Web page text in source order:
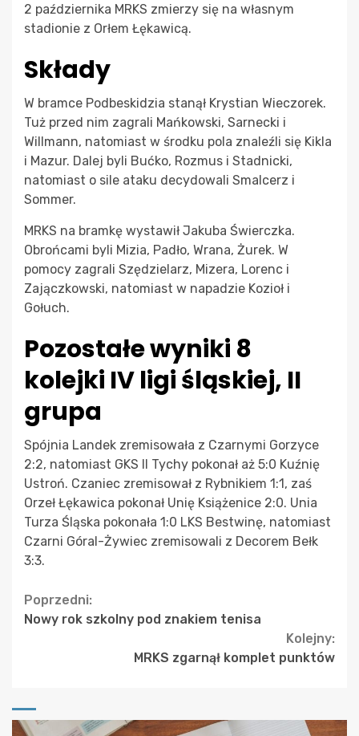
2 października MRKS zmierzy się na własnym
stadionie z Orłem Łękawicą.
Składy
W bramce Podbeskidzia stanął Krystian Wieczorek.
Tuż przed nim zagrali Mańkowski, Sarnecki i
Willmann, natomiast w środku pola znaleźli się Kikla
i Mazur. Dalej byli Bućko, Rozmus i Stadnicki,
natomiast o sile ataku decydowali Smalcerz i
Sommer.
MRKS na bramkę wystawił Jakuba Świerczka.
Obrońcami byli Mizia, Padło, Wrana, Żurek. W
pomocy zagrali Szędzielarz, Mizera, Lorenc i
Zajączkowski, natomiast w napadzie Kozioł i
Gołuch.
Pozostałe wyniki 8
kolejki IV ligi śląskiej, II
grupa
Spójnia Landek zremisowała z Czarnymi Gorzyce
2:2, natomiast GKS II Tychy pokonał aż 5:0 Kuźnię
Ustroń. Czaniec zremisował z Rybnikiem 1:1, zaś
Orzeł Łękawica pokonał Unię Książenice 2:0. Unia
Turza Śląska pokonała 1:0 LKS Bestwinę, natomiast
Czarni Góral-Żywiec zremisowali z Decorem Bełk
3:3.
Continue
Reading
Poprzedni:
Nowy rok szkolny pod znakiem tenisa
Kolejny:
MRKS zgarnął komplet punktów